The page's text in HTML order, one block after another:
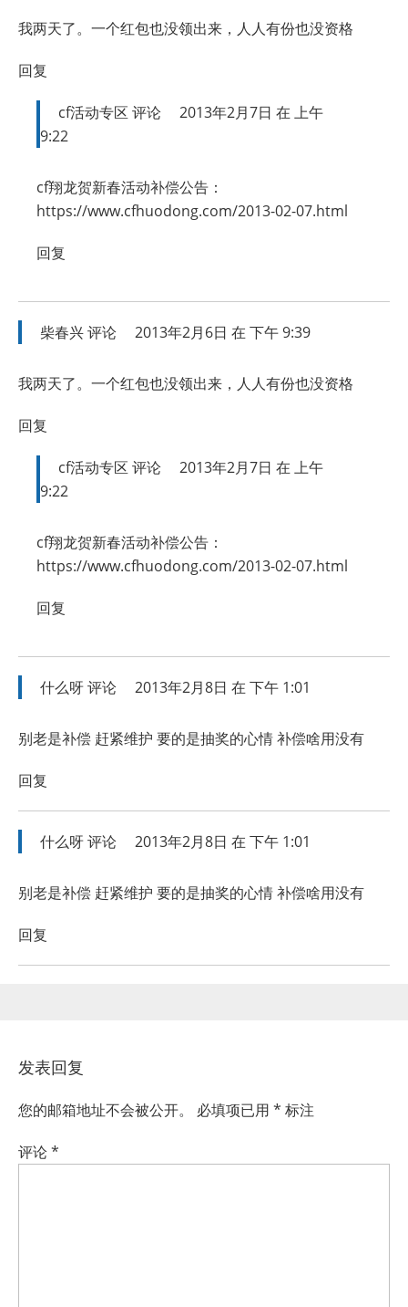
我两天了。一个红包也没领出来，人人有份也没资格
回复
cf活动专区 评论
2013年2月7日 在 上午
9:22
cf翔龙贺新春活动补偿公告：
https://www.cfhuodong.com/2013-02-07.html
回复
柴春兴评论 2013年2月6日 在 下午 9:39
我两天了。一个红包也没领出来，人人有份也没资格
回复
cf活动专区 评论
2013年2月7日 在 上午
9:22
cf翔龙贺新春活动补偿公告：
https://www.cfhuodong.com/2013-02-07.html
回复
什么呀评论 2013年2月8日 在 下午 1:01
别老是补偿 赶紧维护 要的是抽奖的心情 补偿啥用没有
回复
什么呀评论 2013年2月8日 在 下午 1:01
别老是补偿 赶紧维护 要的是抽奖的心情 补偿啥用没有
回复
发表回复
您的邮箱地址不会被公开。 必填项已用 * 标注
评论*